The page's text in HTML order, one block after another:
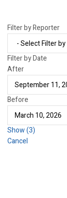
Filter by Reporter
Filter by Date
After
Before
Show(3)
Cancel